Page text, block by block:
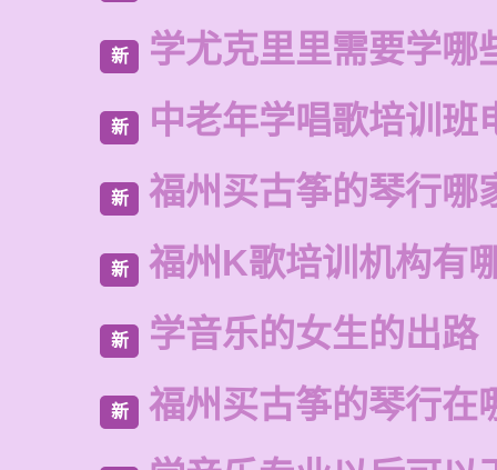
新 学尤克里里需要学哪
新 中老年学唱歌培训班
新 福州买古筝的琴行哪
新 福州K歌培训机构有
新 学音乐的女生的出路
新 福州买古筝的琴行在